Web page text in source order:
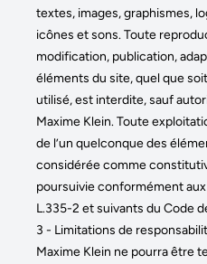
textes, images, graphismes,
icônes et sons. Toute
modification, publication,
éléments du site, quel que
utilisé, est interdite, sauf
Maxime Klein. Toute
de l’un quelconque des
considérée comme
poursuivie conformément
L.335-2 et suivants du Code
3 - Limitations de
Maxime Klein ne pourra être